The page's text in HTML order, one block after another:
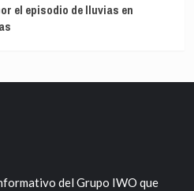
el episodio de lluvias en
del Grupo IWO que